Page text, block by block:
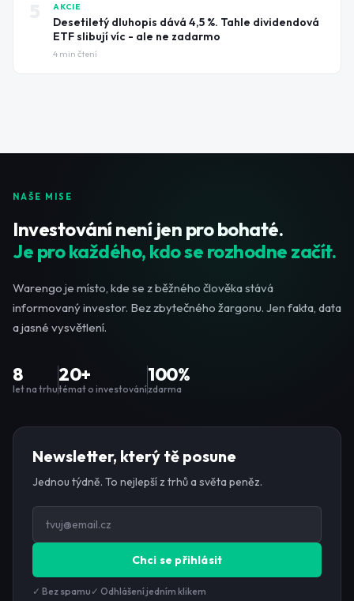
AKCIE
Desetiletý dluhopis dává 4,5 %. Tahle dividendová
ETF slibují víc - ale ne zadarmo
4 min čtení
NAŠE MISE
Investování není jen pro bohaté.
Je pro každého, kdo se rozhodne začít.
Warengo je místo, kde se z běžného člověka stává
informovaný investor. Bez zbytečného žargonu. Jen fakta, data
a jasné vysvětlení.
8
let na trhu
20+
témat o investování
100%
zdarma
Newsletter, který tě posune
Jednou týdně. To nejlepší z trhů a světa peněz.
Chci se přihlásit
✓ Bez spamu ✓ Odhlášení jedním klikem